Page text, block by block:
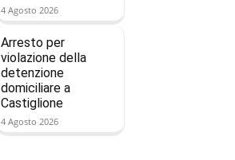
4 Agosto 2026
Arresto per
violazione della
detenzione
domiciliare a
Castiglione
4 Agosto 2026